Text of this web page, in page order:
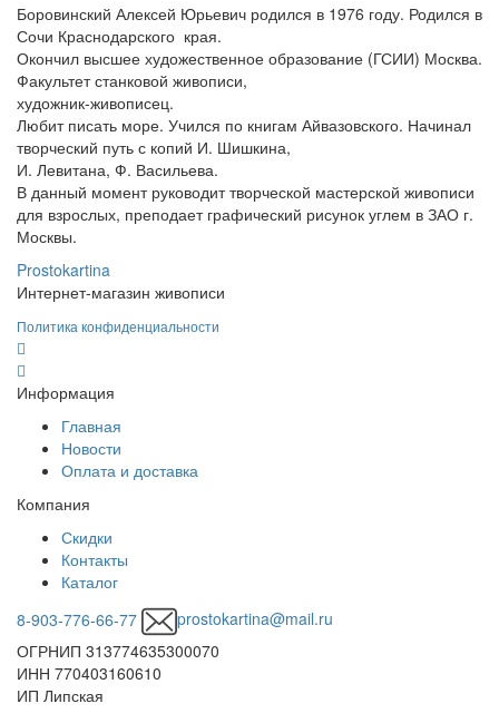
Боровинский Алексей Юрьевич родился в 1976 году. Родился в
Сочи Краснодарского края.
Окончил высшее художественное образование (ГСИИ) Москва.
Факультет станковой живописи,
художник-живописец.
Любит писать море. Учился по книгам Айвазовского. Начинал
творческий путь с копий И. Шишкина,
И. Левитана, Ф. Васильева.
В данный момент руководит творческой мастерской живописи
для взрослых, преподает графический рисунок углем в ЗАО г.
Москвы.
Prostokartina
Интернет-магазин живописи
Политика конфиденциальности
Информация
Главная
Новости
Оплата и доставка
Компания
Скидки
Контакты
Каталог
8-903-776-66-77
prostokartina@mail.ru
ОГРНИП 313774635300070
ИНН 770403160610
ИП Липская